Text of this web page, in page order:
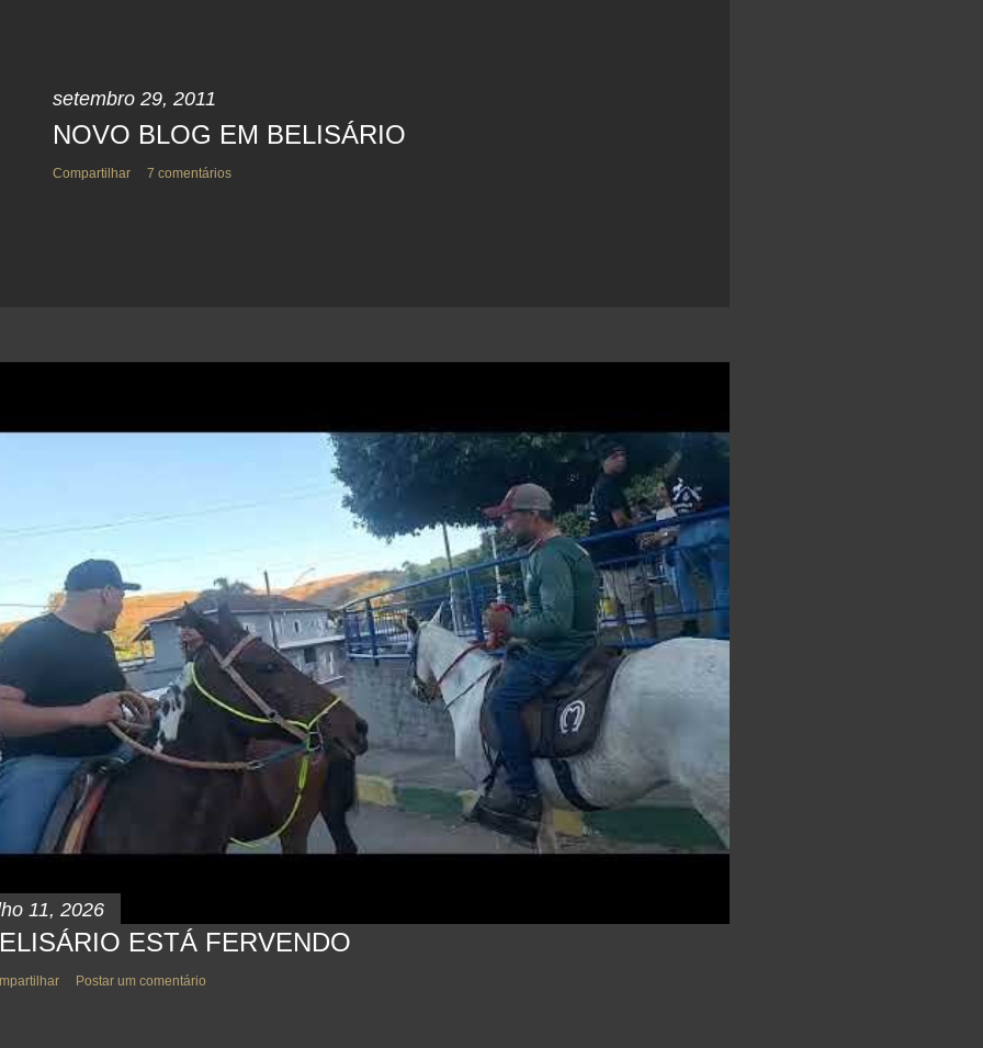
setembro 29, 2011
NOVO BLOG EM BELISÁRIO
Compartilhar 7 comentários
11, 2026
ESTÁ FERVENDO
Postar um comentário